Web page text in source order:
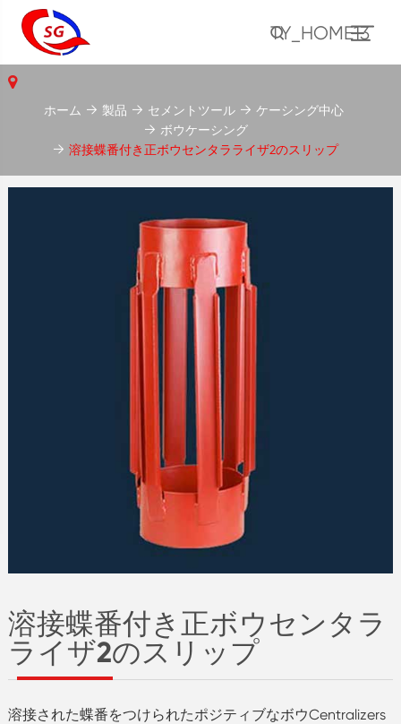
TY_HOME13
溶接蝶番付き正ボウセンタラ
ライザ2のスリップ
溶接された蝶番をつけられたポジティブなボウCentralizers
ホーム 製品 セメントツール
ケーシング中心
ボウケーシング
溶接蝶番付き正ボウセンタラライザ2のスリップ